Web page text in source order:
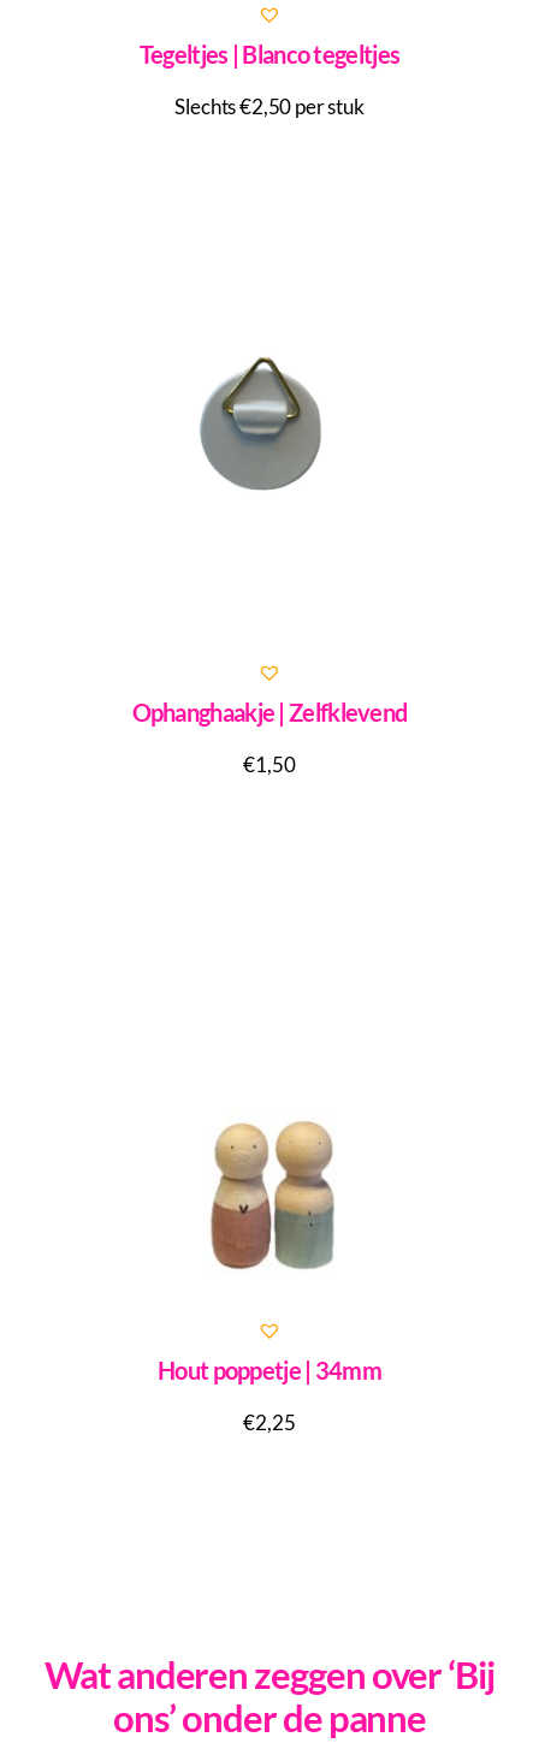
Tegeltjes | Blanco tegeltjes
Slechts €2,50 per stuk
Ophanghaakje | Zelfklevend
€1,50
Hout poppetje | 34mm
€2,25
Wat anderen zeggen over ‘Bij
ons’ onder de panne